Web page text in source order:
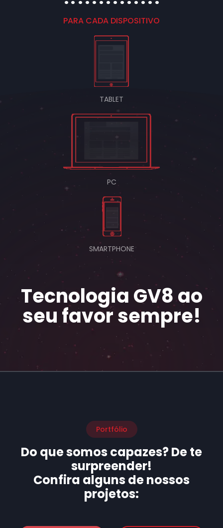
TABLET
PC
PARA CADA DISPOSITIVO
SMARTPHONE
Tecnologia GV8 ao
seu favor sempre!
Portfólio
Do que somos capazes? De te
surpreender!
Confira alguns de nossos
projetos: